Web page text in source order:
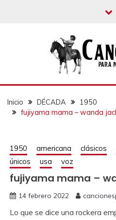
MIS
Inicio DÉCADA
1950
fujiyama mama – wanda
1950 americana clásicos
únicos
usa voz
fujiyama mama –
14 febrero 2022
Lo que se dice una rockera